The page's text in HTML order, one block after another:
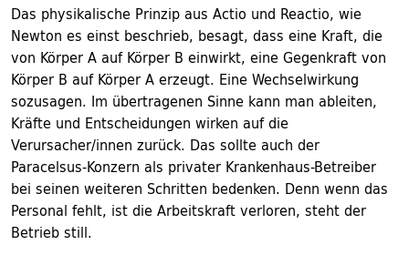
Das physikalische Prinzip aus Actio und Reactio, wie
Newton es einst beschrieb, besagt, dass eine Kraft, die
von Körper A auf Körper B einwirkt, eine Gegenkraft von
Körper B auf Körper A erzeugt. Eine Wechselwirkung
sozusagen. Im übertragenen Sinne kann man ableiten,
Kräfte und Entscheidungen wirken auf die
Verursacher/innen zurück. Das sollte auch der
Paracelsus-Konzern als privater Krankenhaus-Betreiber
bei seinen weiteren Schritten bedenken. Denn wenn das
Personal fehlt, ist die Arbeitskraft verloren, steht der
Betrieb still.